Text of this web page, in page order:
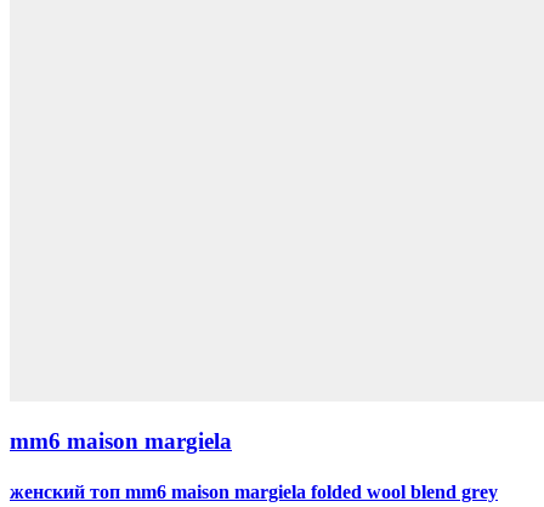
mm6 maison margiela
женский топ mm6 maison margiela folded wool blend grey